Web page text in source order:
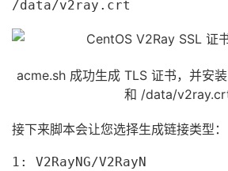
/data/v2ray.crt
acme.sh 成功生成 TLS 证书，并安
和 /data/
接下来脚本会让您选择生成链接类型：
1: V2RayNG/V2RayN